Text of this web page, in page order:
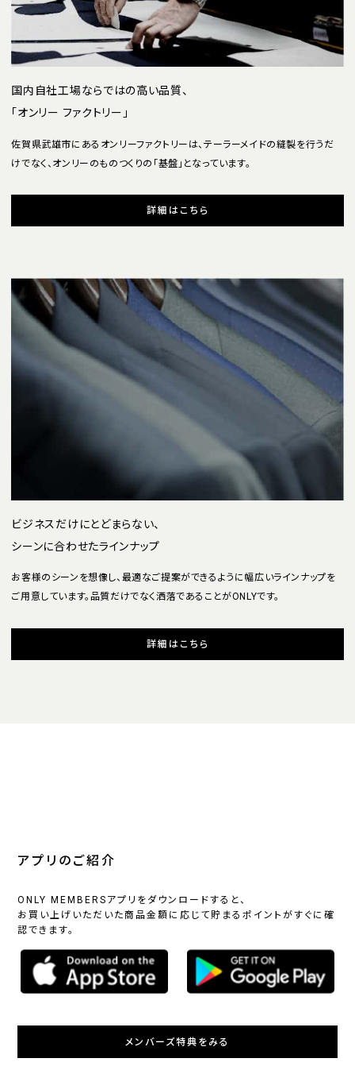
国内自社工場ならではの高い品質、
「オンリー ファクトリー」
佐賀県武雄市にあるオンリーファクトリーは、テーラーメイドの縫製を行うだ
けでなく、オンリーのものつくりの「基盤」となっています。
詳細はこちら
ビジネスだけにとどまらない、
シーンに合わせたラインナップ
お客様のシーンを想像し、最適なご提案ができるように幅広いラインナップを
ご用意しています。品質だけでなく洒落であることがONLYです。
詳細はこちら
アプリのご紹介
ONLY MEMBERSアプリをダウンロードすると、
お買い上げいただいた商品金額に応じて貯まるポイントがすぐに確
認できます。
メンバーズ特典をみる